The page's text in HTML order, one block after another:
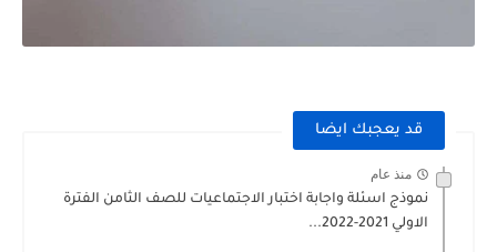
قد يعجبك ايضا
منذ عام
نموذج اسئلة واجابة اختبار الاجتماعيات للصف الثامن الفترة
الاولي 2021-2022...